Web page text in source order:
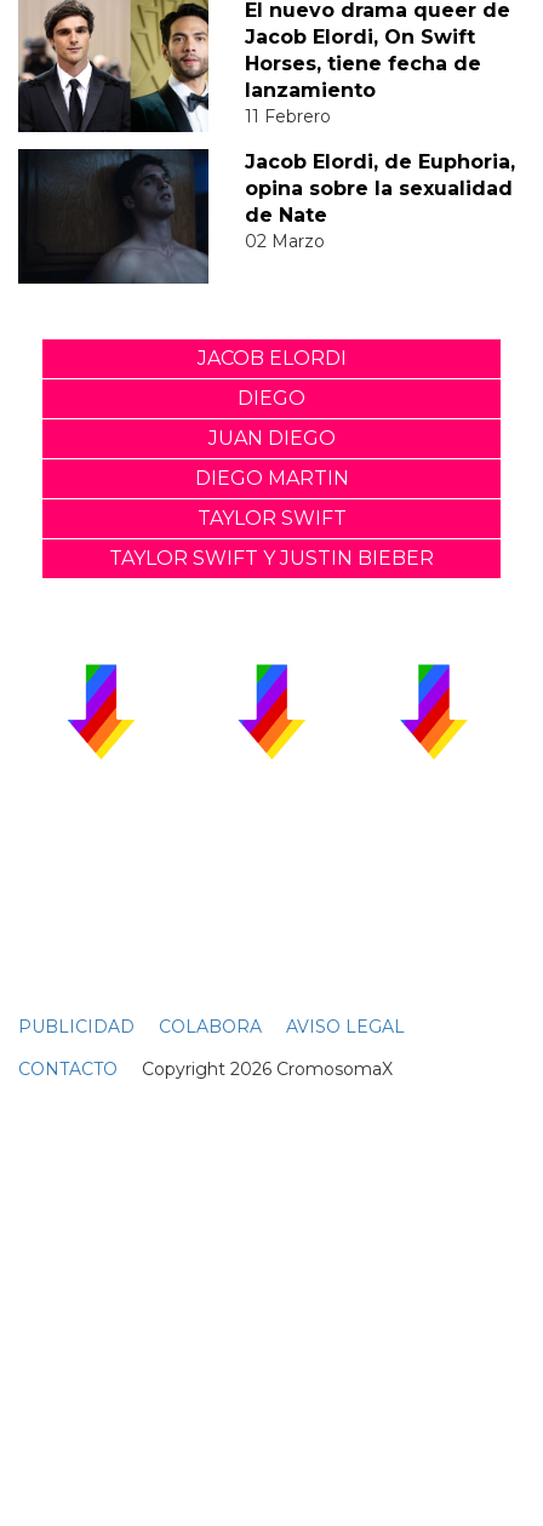
El nuevo drama queer de
Jacob Elordi, On Swift
Horses, tiene fecha de
lanzamiento
11 Febrero
Jacob Elordi, de Euphoria,
opina sobre la sexualidad
de Nate
02 Marzo
JACOB ELORDI
DIEGO
JUAN DIEGO
DIEGO MARTIN
TAYLOR SWIFT
TAYLOR SWIFT Y JUSTIN BIEBER
PUBLICIDAD COLABORA
AVISO LEGAL
CONTACTO Copyright 2026 CromosomaX